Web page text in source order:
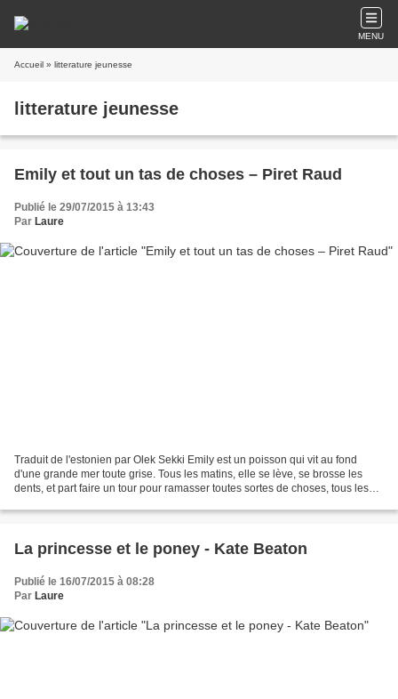
MENU
Accueil » litterature jeunesse
litterature jeunesse
Emily et tout un tas de choses – Piret Raud
Publié le 29/07/2015 à 13:43
Par Laure
Traduit de l'estonien par Olek Sekki Emily est un poisson qui vit au fond
d'une grande mer toute grise. Tous les matins, elle se lève, se brosse les
dents, et part faire un tour pour ramasser toutes sortes de choses, tous les
La princesse et le poney - Kate Beaton
Publié le 16/07/2015 à 08:28
Par Laure